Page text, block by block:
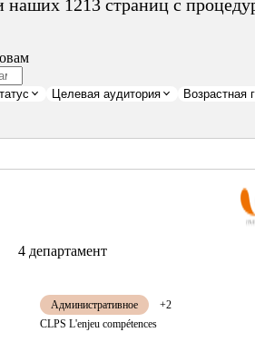
наших 1213 страниц с
Целевая аудитория Возрастная
4 департамент
Административное
+2
CLPS L'enjeu compétences